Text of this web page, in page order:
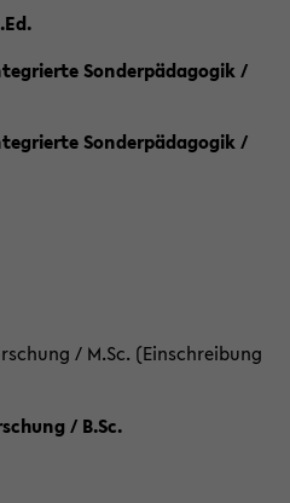
Sonderpädagogik /
Sonderpädagogik /
/ M.Sc. (Einschreibung
/ B.Sc.